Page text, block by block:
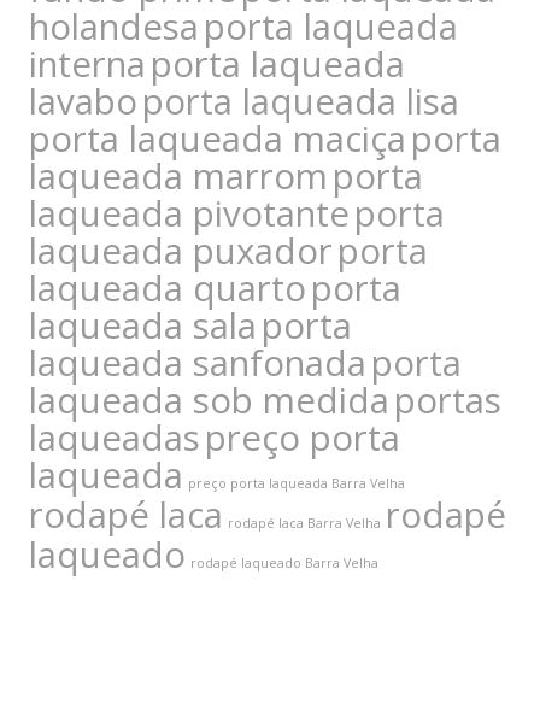
holandesa porta laqueada
interna porta laqueada
lavaboporta laqueada lisa
porta laqueada maciça porta
laqueada marrom porta
laqueada pivotanteporta
laqueada puxadorporta
laqueada quartoporta
laqueada sala porta
laqueada sanfonada porta
laqueada sob medida portas
laqueadaspreço porta
laqueada preço porta laqueada Barra Velha
rodapé laca rodapé laca Barra Velha rodapé
laqueado rodapé laqueado Barra Velha